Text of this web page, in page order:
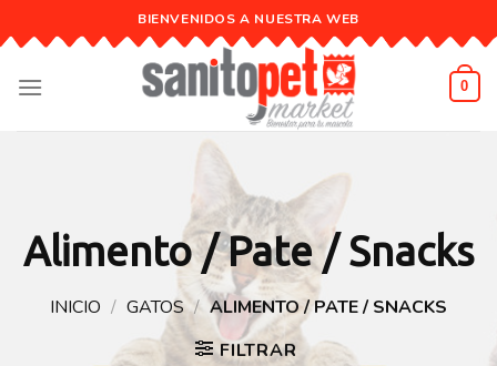
to
BIENVENIDOS A NUESTRA WEB
0
Alimento / Pate / Snacks
INICIO / GATOS / ALIMENTO / PATE / SNACKS
FILTRAR